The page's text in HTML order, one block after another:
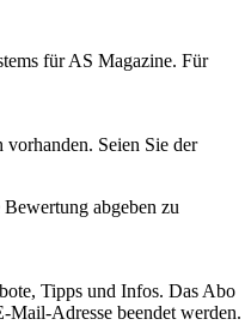
für AS Magazine. Für
Seien Sie der
Bewertung abgeben zu
Tipps und Infos. Das Abo
Mail-Adresse beendet werden.